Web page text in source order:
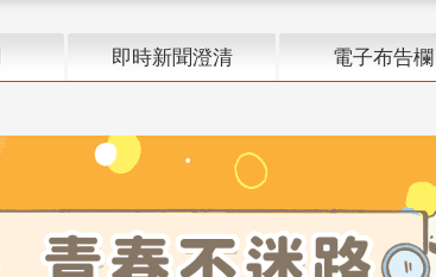
即時新聞澄清 電子布告欄